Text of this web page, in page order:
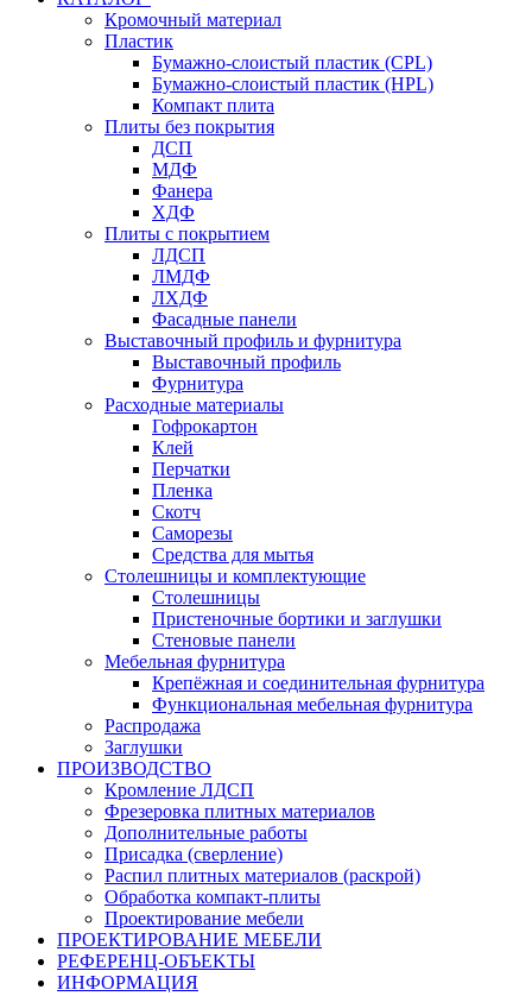
Кромочный материал
Пластик
Бумажно-слоистый пластик (CPL)
Бумажно-слоистый пластик (HPL)
Компакт плита
Плиты без покрытия
ДСП
МДФ
Фанера
ХДФ
Плиты с покрытием
ЛДСП
ЛМДФ
ЛХДФ
Фасадные панели
Выставочный профиль и фурнитура
Выставочный профиль
Фурнитура
Расходные материалы
Гофрокартон
Клей
Перчатки
Пленка
Скотч
Саморезы
Средства для мытья
Столешницы и комплектующие
Столешницы
Пристеночные бортики и заглушки
Стеновые панели
Мебельная фурнитура
Крепёжная и соединительная фурнитура
Функциональная мебельная фурнитура
Распродажа
Заглушки
ПРОИЗВОДСТВО
Кромление ЛДСП
Фрезеровка плитных материалов
Дополнительные работы
Присадка (сверление)
Распил плитных материалов (раскрой)
Обработка компакт-плиты
Проектирование мебели
ПРОЕКТИРОВАНИЕ МЕБЕЛИ
РЕФЕРЕНЦ-ОБЪЕKТЫ
ИНФОРМАЦИЯ